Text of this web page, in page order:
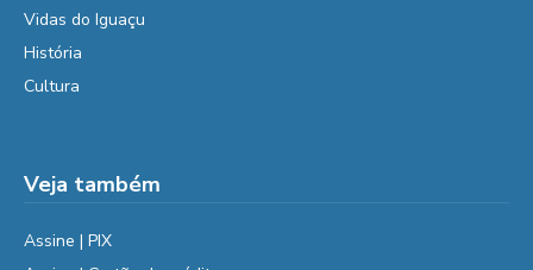
Vidas do Iguaçu
História
Cultura
Veja também
Assine | PIX